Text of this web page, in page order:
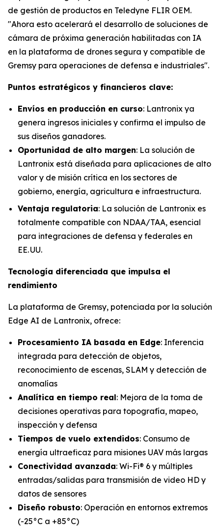
de gestión de productos en Teledyne FLIR OEM.
"Ahora esto acelerará el desarrollo de soluciones de
cámara de próxima generación habilitadas con IA
en la plataforma de drones segura y compatible de
Gremsy para operaciones de defensa e industriales".
Puntos estratégicos y financieros clave:
Envíos en producción en curso: Lantronix ya
genera ingresos iniciales y confirma el impulso de
sus diseños ganadores.
Oportunidad de alto margen: La solución de
Lantronix está diseñada para aplicaciones de alto
valor y de misión crítica en los sectores de
gobierno, energía, agricultura e infraestructura.
Ventaja regulatoria: La solución de Lantronix es
totalmente compatible con NDAA/TAA, esencial
para integraciones de defensa y federales en
EE. UU.
Tecnología diferenciada que impulsa el
rendimiento
La plataforma de Gremsy, potenciada por la solución
Edge AI de Lantronix, ofrece:
Procesamiento IA basada en Edge: Inferencia
integrada para detección de objetos,
reconocimiento de escenas, SLAM y detección de
anomalías
Analítica en tiempo real: Mejora de la toma de
decisiones operativas para topografía, mapeo,
inspección y defensa
Tiempos de vuelo extendidos: Consumo de
energía ultraeficaz para misiones UAV más largas
Conectividad avanzada: Wi-Fi® 6 y múltiples
entradas/salidas para transmisión de video HD y
datos de sensores
Diseño robusto: Operación en entornos extremos
(-25°C a +85°C)